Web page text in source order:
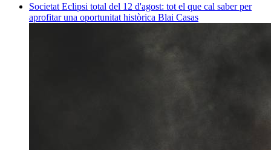
Societat Eclipsi total del 12 d'agost: tot el que cal saber per
aprofitar una oportunitat històrica Blai Casas